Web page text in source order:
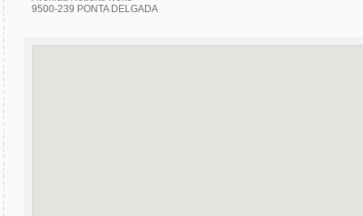
9500-239 PONTA DELGADA